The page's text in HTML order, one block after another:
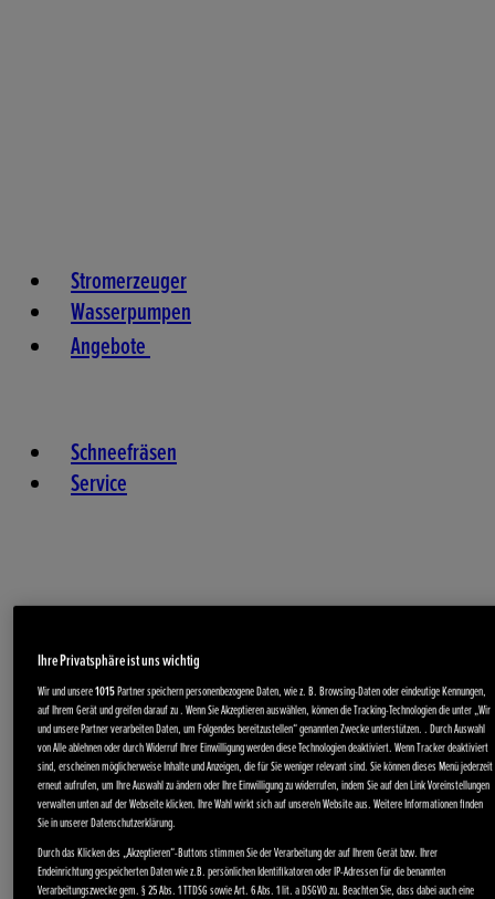
Stromerzeuger
Wasserpumpen
Angebote
Schneefräsen
Service
Ihre Privatsphäre ist uns wichtig
Wir und unsere1015Partner speichern personenbezogene Daten, wie z. B. Browsing-Daten oder eindeutige Kennungen,
auf Ihrem Gerät und greifen darauf zu . Wenn Sie Akzeptieren auswählen, können die Tracking-Technologien die unter „Wir
und unsere Partner verarbeiten Daten, um Folgendes bereitzustellen“ genannten Zwecke unterstützen. . Durch Auswahl
von Alle ablehnen oder durch Widerruf Ihrer Einwilligung werden diese Technologien deaktiviert. Wenn Tracker deaktiviert
sind, erscheinen möglicherweise Inhalte und Anzeigen, die für Sie weniger relevant sind. Sie können dieses Menü jederzeit
erneut aufrufen, um Ihre Auswahl zu ändern oder Ihre Einwilligung zu widerrufen, indem Sie auf den Link Voreinstellungen
verwalten unten auf der Webseite klicken. Ihre Wahl wirkt sich auf unsere/n Website aus. Weitere Informationen finden
Sie in unserer Datenschutzerklärung.
Durch das Klicken des „Akzeptieren“-Buttons stimmen Sie der Verarbeitung der auf Ihrem Gerät bzw. Ihrer
Endeinrichtung gespeicherten Daten wie z.B. persönlichen Identifikatoren oder IP-Adressen für die benannten
Verarbeitungszwecke gem. § 25 Abs. 1 TTDSG sowie Art. 6 Abs. 1 lit. a DSGVO zu. Beachten Sie, dass dabei auch eine